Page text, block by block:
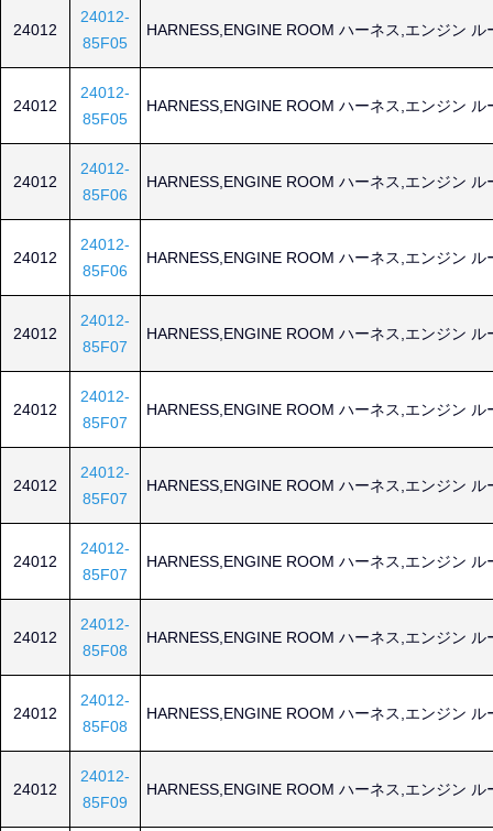
24012
24012-
85F05
HARNESS,ENGINE ROOM ハーネス,エンジン ル
24012
24012-
85F05
HARNESS,ENGINE ROOM ハーネス,エンジン ル
24012
24012-
85F06
HARNESS,ENGINE ROOM ハーネス,エンジン ル
24012
24012-
85F06
HARNESS,ENGINE ROOM ハーネス,エンジン ル
24012
24012-
85F07
HARNESS,ENGINE ROOM ハーネス,エンジン ル
24012
24012-
85F07
HARNESS,ENGINE ROOM ハーネス,エンジン ル
24012
24012-
85F07
HARNESS,ENGINE ROOM ハーネス,エンジン ル
24012
24012-
85F07
HARNESS,ENGINE ROOM ハーネス,エンジン ル
24012
24012-
85F08
HARNESS,ENGINE ROOM ハーネス,エンジン ル
24012
24012-
85F08
HARNESS,ENGINE ROOM ハーネス,エンジン ル
24012
24012-
85F09
HARNESS,ENGINE ROOM ハーネス,エンジン ル